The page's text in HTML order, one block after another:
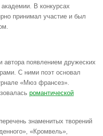
В конкурсах
принимал участие и был
автора появлением дружеских
С ними поэт основал
«Мюз франсез».
романтической
знаменитых творений
«Кромвель»,